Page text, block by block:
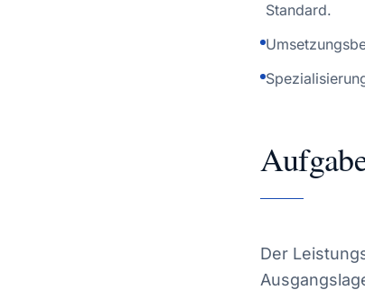
Standard.
Der